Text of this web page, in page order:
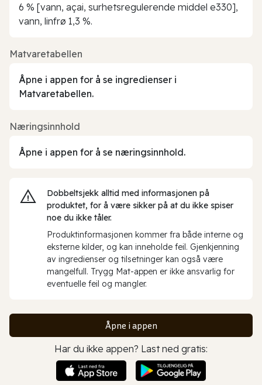
6 % [vann, açai, surhetsregulerende middel e330],
vann, linfrø 1,3 %.
Matvaretabellen
Åpne i appen for å se ingredienser i
Matvaretabellen.
Næringsinnhold
Åpne i appen for å se næringsinnhold.
Dobbeltsjekk alltid med informasjonen på
produktet, for å være sikker på at du ikke spiser
noe du ikke tåler.
Produktinformasjonen kommer fra både interne og
eksterne kilder, og kan inneholde feil. Gjenkjenning
av ingredienser og tilsetninger kan også være
mangelfull. Trygg Mat-appen er ikke ansvarlig for
eventuelle feil og mangler.
Åpne i appen
Har du ikke appen? Last ned gratis: